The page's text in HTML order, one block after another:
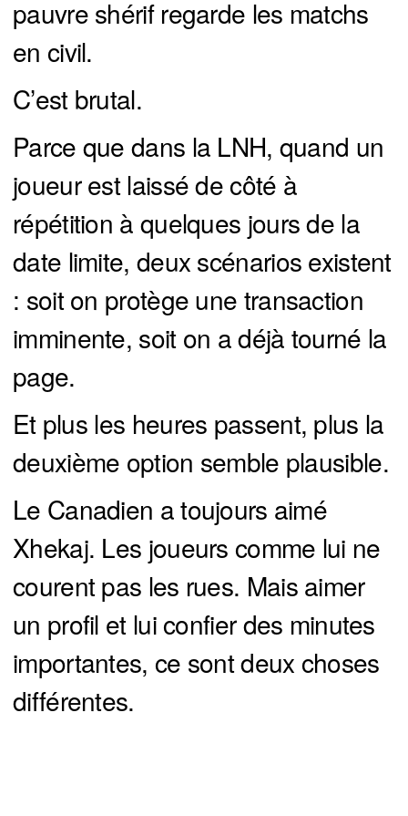
pauvre shérif regarde les matchs
en civil.
C’est brutal.
Parce que dans la LNH, quand un
joueur est laissé de côté à
répétition à quelques jours de la
date limite, deux scénarios existent
: soit on protège une transaction
imminente, soit on a déjà tourné la
page.
Et plus les heures passent, plus la
deuxième option semble plausible.
Le Canadien a toujours aimé
Xhekaj. Les joueurs comme lui ne
courent pas les rues. Mais aimer
un profil et lui confier des minutes
importantes, ce sont deux choses
différentes.